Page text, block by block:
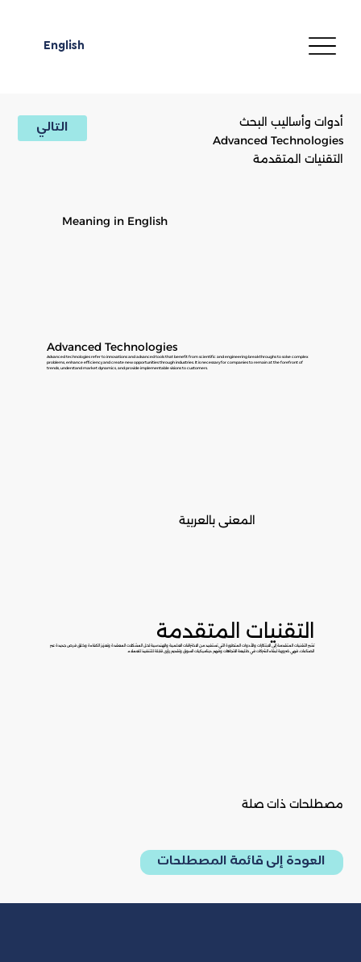
English
التالي
Advanced Technologies
التقنيات المتقدمة
أدوات وأساليب البحث
Meaning in English
Advanced Technologies
Advanced technologies refer to innovations and advanced tools that benefit from scientific and engineering breakthroughs to solve complex
problems, enhance efficiency and create new opportunities through industries. It is necessary for companies to remain at the forefront of
trends, understand market dynamics, and provide implementable visions to customers.
المعنى بالعربية
التقنيات المتقدمة
تشير التقنيات المتقدمة إلى الابتكارات والأدوات المتطورة التي تستفيد من الاختراقات العلمية والهندسية لحل المشكلات المعقدة وتعزيز الكفاءة وخلق فرص جديدة عبر
الصناعات، فهي ضرورية لبقاء الشركات في طليعة الاتجاهات وفهم ديناميكيات السوق وتقديم رؤى قابلة للتنفيذ للعملاء.
مصطلحات ذات صلة
العودة إلى قائمة المصطلحات